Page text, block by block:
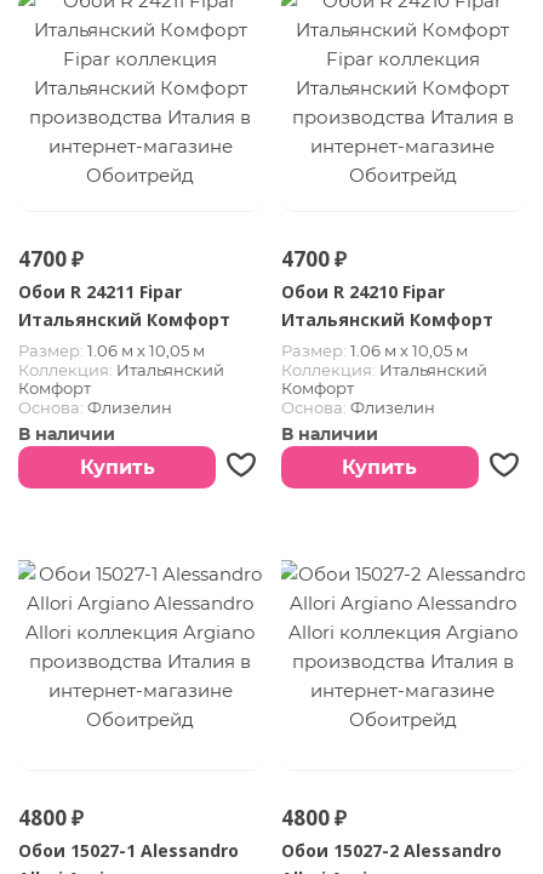
4700 ₽
Обои R 24211 Fipar
Итальянский Комфорт
Размер: 1.06 м х 10,05 м
Коллекция: Итальянский
Комфорт
Основа: Флизелин
Покрытие: Винил горячего
тиснения
Италия
В наличии
Купить
4700 ₽
Обои R 24210 Fipar
Итальянский Комфорт
Размер: 1.06 м х 10,05 м
Коллекция: Итальянский
Комфорт
Основа: Флизелин
Покрытие: Винил горячего
тиснения
Страна:Италия
В наличии
Купить
4800 ₽
Обои 15027-1 Alessandro
4800 ₽
Обои 15027-2 Alessandro